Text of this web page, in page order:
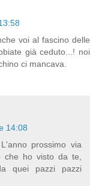
voi al fascino delle
già ceduto...! noi
ci mancava.
14:08
prossimo via
che ho visto da te,
quei pazzi pazzi